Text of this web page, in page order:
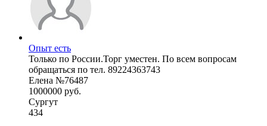
Опыт есть
Только по России.Торг уместен. По всем вопросам
обращаться по тел. 89224363743
Елена №76487
1000000 руб.
Сургут
434